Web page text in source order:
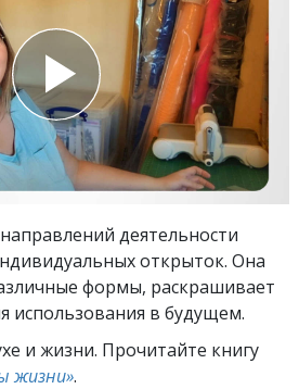
деятельности
открыток. Она
формы, раскрашивает
использования в будущем.
и жизни. Прочитайте книгу
жизни».